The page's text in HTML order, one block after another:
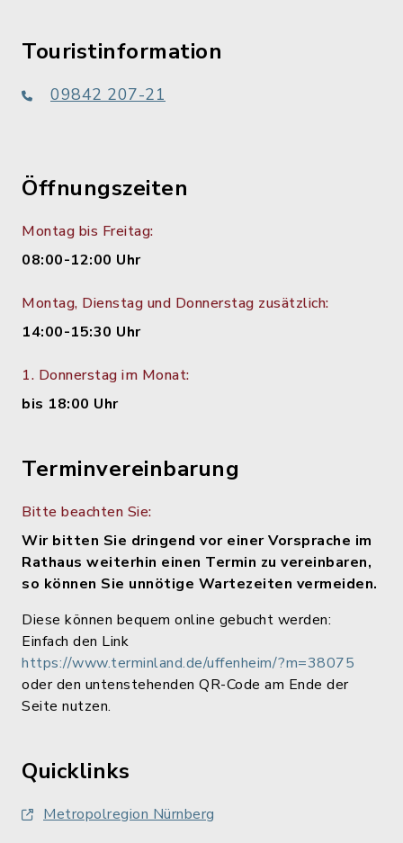
Touristinformation
09842 207-21
Öffnungszeiten
Montag bis Freitag:
08:00-12:00 Uhr
Montag, Dienstag und Donnerstag zusätzlich:
14:00-15:30 Uhr
1. Donnerstag im Monat:
bis 18:00 Uhr
Terminvereinbarung
Bitte beachten Sie:
Wir bitten Sie dringend vor einer Vorsprache im
Rathaus weiterhin einen Termin zu vereinbaren,
so können Sie unnötige Wartezeiten vermeiden.
Diese können bequem online gebucht werden:
Einfach den Link
https://www.terminland.de/uffenheim/?m=38075
oder den untenstehenden QR-Code am Ende der
Seite nutzen.
Quicklinks
Metropolregion Nürnberg